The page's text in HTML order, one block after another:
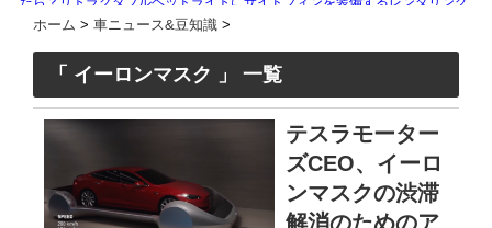
ホーム > 車ニュース&豆知識 >
「 イーロンマスク 」 一覧
テスラモーター
ズCEO、イーロ
ンマスクの渋滞
解消のためのア